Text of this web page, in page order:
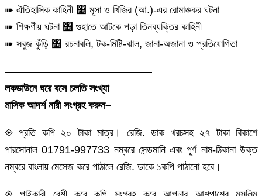
➠ ঐতিহাসিক কাহিনী ৥ মূসা ও খিজির (আ.)-এর রোমাঞ্চকর ঘটনা
➠ শিক্ষণীয় ঘটনা ৥ গুহাতে আটকে পড়া তিনব্যক্তির কাহিনী
➠ সবুজ কুঁড়ি ৥ রচনাবলি, টক-মিষ্টি-ঝাল, জানা-অজানা ও প্রতিযোগিতা
——————————————
লকডাউনে ঘরে বসে চলতি সংখ্যা
মাসিক আদর্শ নারী সংগ্রহ করুন–
◈ প্রতি কপি ২০ টাকা মাত্র। রেজি. ডাক খরচসহ ২৭ টাকা বিকাশে
পারসোনাল 01791-997733 নম্বরে সেন্ডমানি এবং পূর্ণ নাম-ঠিকানা ‍উক্ত
নম্বরে বাংলায় মেসেজ করে পাঠালে রেজি. ডাকে ১কপি পাঠানো হবে।